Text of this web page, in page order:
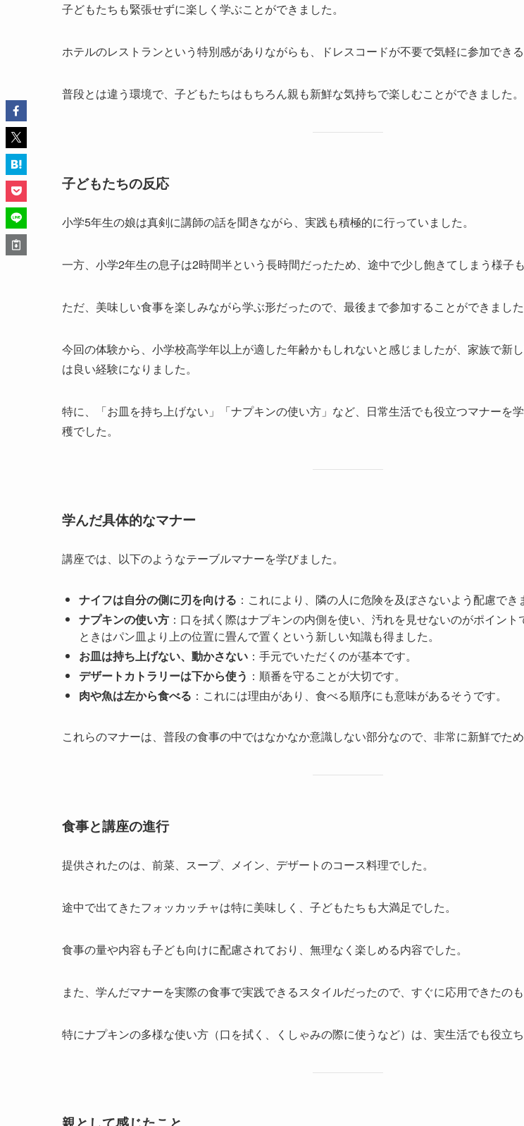
子どもたちも緊張せずに楽しく学ぶことができました。
ホテルのレストランという特別感がありながらも、ドレスコードが不要で気軽に参加できる
普段とは違う環境で、子どもたちはもちろん親も新鮮な気持ちで楽しむことができました。
子どもたちの反応
小学5年生の娘は真剣に講師の話を聞きながら、実践も積極的に行っていました。
一方、小学2年生の息子は2時間半という長時間だったため、途中で少し飽きてしまう様子も
ただ、美味しい食事を楽しみながら学ぶ形だったので、最後まで参加することができました
今回の体験から、小学校高学年以上が適した年齢かもしれないと感じましたが、家族で新
は良い経験になりました。
特に、「お皿を持ち上げない」「ナプキンの使い方」など、日常生活でも役立つマナーを
穫でした。
学んだ具体的なマナー
講座では、以下のようなテーブルマナーを学びました。
ナイフは自分の側に刃を向ける ：これにより、隣の人に危険を及ぼさないよう配慮でき
ナプキンの使い方 ：口を拭く際はナプキンの内側を使い、汚れを見せないのがポイント
ときはパン皿より上の位置に畳んで置くという新しい知識も得ました。
お皿は持ち上げない、動かさない ：手元でいただくのが基本です。
デザートカトラリーは下から使う ：順番を守ることが大切です。
肉や魚は左から食べる ：これには理由があり、食べる順序にも意味があるそうです。
これらのマナーは、普段の食事の中ではなかなか意識しない部分なので、非常に新鮮でため
食事と講座の進行
提供されたのは、前菜、スープ、メイン、デザートのコース料理でした。
途中で出てきたフォッカッチャは特に美味しく、子どもたちも大満足でした。
食事の量や内容も子ども向けに配慮されており、無理なく楽しめる内容でした。
また、学んだマナーを実際の食事で実践できるスタイルだったので、すぐに応用できたのも
特にナプキンの多様な使い方（口を拭く、くしゃみの際に使うなど）は、実生活でも役立ち